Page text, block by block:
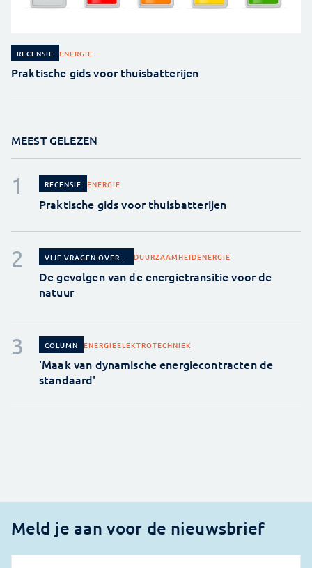
RECENSIE ENERGIE
Praktische gids voor thuisbatterijen
MEEST GELEZEN
RECENSIE ENERGIE
Praktische gids voor thuisbatterijen
VIJF VRAGEN OVER... DUURZAAMHEIDENERGIE
De gevolgen van de energietransitie voor de
natuur
COLUMN ENERGIEELEKTROTECHNIEK
'Maak van dynamische energiecontracten de
standaard'
Meld je aan voor de nieuwsbrief